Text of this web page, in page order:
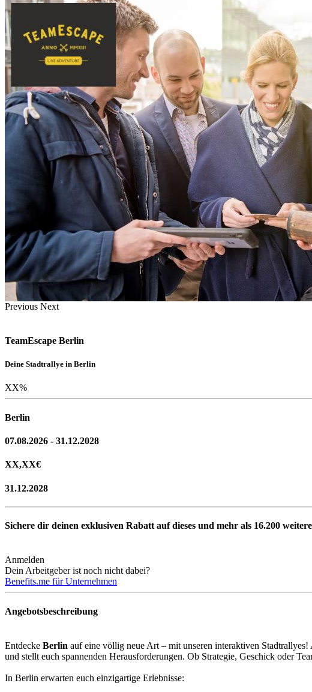
Previous Next
TeamEscape Berlin
Deine Stadtrallye in Berlin
XX%
Berlin
07.08.2026 - 31.12.2028
XX,XX€
31.12.2028
Sichere dir deinen exklusiven Rabatt auf dieses und mehr als 16.200
Anmelden
Dein Arbeitgeber ist noch nicht dabei?
Benefits.me für Unternehmen
Angebotsbeschreibung
Entdecke Berlin auf eine völlig neue Art – mit unseren interaktiven
und stellt euch spannenden Herausforderungen. Ob Strategie, Geschick oder
In Berlin erwarten euch einzigartige Erlebnisse: